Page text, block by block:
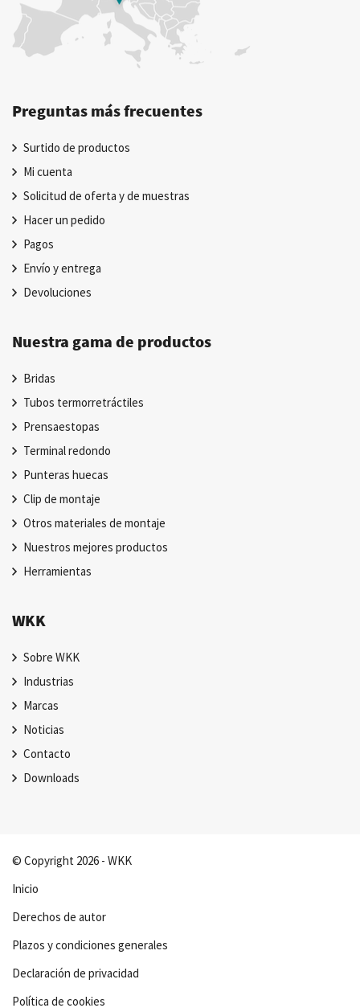
Preguntas más frecuentes
Surtido de productos
Mi cuenta
Solicitud de oferta y de muestras
Hacer un pedido
Pagos
Envío y entrega
Devoluciones
Nuestra gama de productos
Bridas
Tubos termorretráctiles
Prensaestopas
Terminal redondo
Punteras huecas
Clip de montaje
Otros materiales de montaje
Nuestros mejores productos
Herramientas
WKK
Sobre WKK
Industrias
Marcas
Noticias
Contacto
Downloads
© Copyright 2026 - WKK
Inicio
Derechos de autor
Plazos y condiciones generales
Declaración de privacidad
Política de cookies